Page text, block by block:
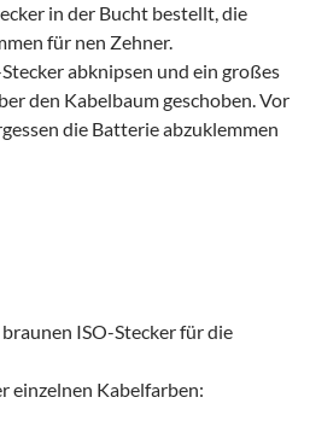
in der Bucht bestellt, die
für nen Zehner.
abknipsen und ein großes
den Kabelbaum geschoben. Vor
die Batterie abzuklemmen
ISO-Stecker für die
einzelnen Kabelfarben:
1M ISO-Stecker Restauration